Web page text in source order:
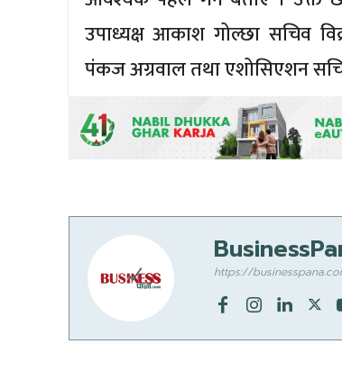
उपाध्यक्ष आकाश गोल्छा सचिव
पंकज अग्रवाल तथा एशोसिएशन
https://